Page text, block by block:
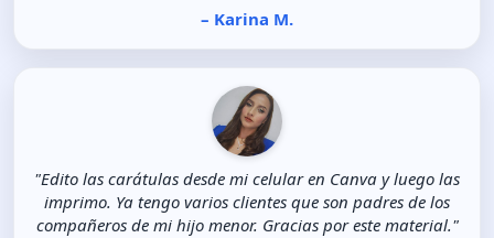
– Karina M.
"Edito las carátulas desde mi celular en Canva y luego las
imprimo. Ya tengo varios clientes que son padres de los
compañeros de mi hijo menor. Gracias por este material."